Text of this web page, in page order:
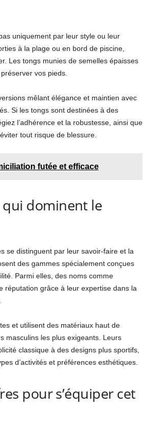
uniquement par leur style ou leur
à la plage ou en bord de piscine,
Les tongs munies de semelles épaisses
vos pieds.
mêlant élégance et maintien avec
Si les tongs sont destinées à des
l’adhérence et la robustesse, ainsi que
tout risque de blessure.
futée et efficace
dominent le
se distinguent par leur savoir-faire et la
des gammes spécialement conçues
Parmi elles, des noms comme
réputation grâce à leur expertise dans la
et utilisent des matériaux haut de
masculins les plus exigeants. Leurs
classique à des designs plus sportifs,
d’activités et préférences esthétiques.
pour s’équiper cet